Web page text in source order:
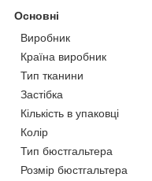
Основні
Виробник
Країна виробник
Тип тканини
Застібка
Кількість в упаковці
Колір
Тип бюстгальтера
Розмір бюстгальтера